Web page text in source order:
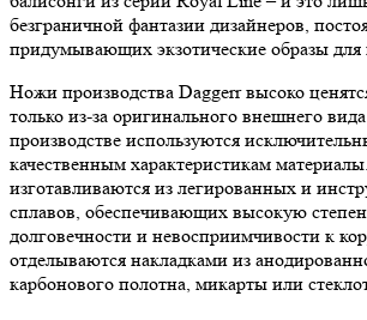
безграничной фантазии дизайнеров,
придумывающих экзотические образы для
Ножи производства Daggerr высоко
только из-за оригинального внешнего
производстве используются
качественным характеристикам
изготавливаются из легированных и
сплавов, обеспечивающих высокую
долговечности и невосприимчивости к
отделываются накладками из
карбонового полотна, микарты или